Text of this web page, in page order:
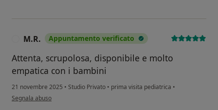
M.R. Appuntamento verificato
Attenta, scrupolosa, disponibile e molto
empatica con i bambini
21 novembre 2025 • Studio Privato • prima visita pediatrica •
secondo l'opinione dell'utente M.R.
Segnala abuso